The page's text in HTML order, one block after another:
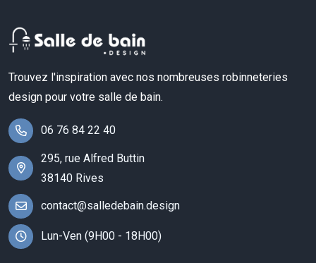
Trouvez l'inspiration avec nos nombreuses robinneteries
design pour votre salle de bain.
06 76 84 22 40
295, rue Alfred Buttin
38140 Rives
contact@salledebain.design
Lun-Ven (9H00 - 18H00)